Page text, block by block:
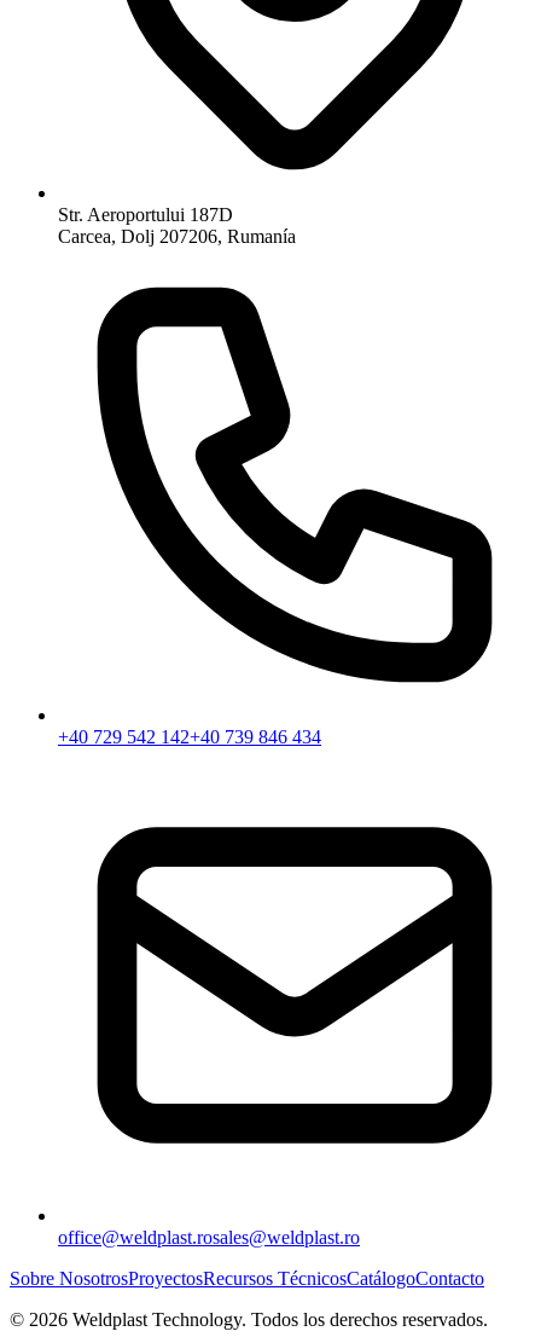
Str. Aeroportului 187D
Carcea, Dolj 207206, Rumanía
+40 729 542 142+40 739 846 434
office@weldplast.rosales@weldplast.ro
Sobre NosotrosProyectosRecursos TécnicosCatálogoContacto
© 2026 Weldplast Technology. Todos los derechos reservados.